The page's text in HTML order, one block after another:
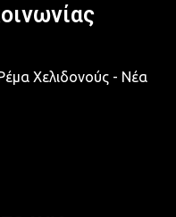
Χελιδονούς - Νέα